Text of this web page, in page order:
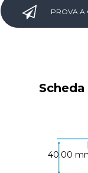
PROVA A
40.00